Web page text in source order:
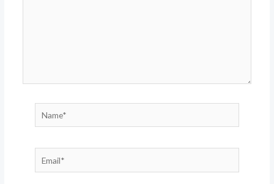
Name*
Email*